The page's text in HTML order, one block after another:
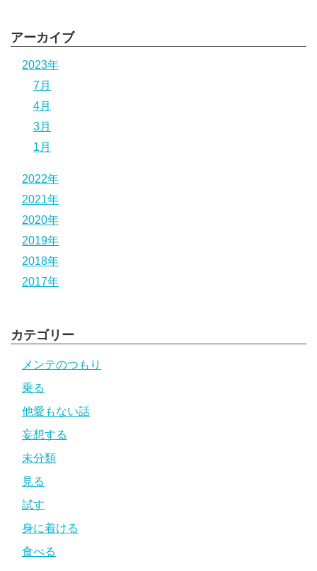
アーカイブ
2023年
7月
4月
3月
1月
2022年
2021年
2020年
2019年
2018年
2017年
カテゴリー
メンテのつもり
乗る
他愛もない話
妄想する
未分類
見る
試す
身に着ける
食べる